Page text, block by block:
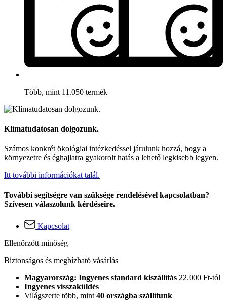
Több, mint 11.050 termék
Klímatudatosan dolgozunk.
Számos konkrét ökológiai intézkedéssel járulunk hozzá, hogy a
környezetre és éghajlatra gyakorolt hatás a lehető legkisebb legyen.
Itt további információkat talál.
További segítségre van szüksége rendelésével kapcsolatban?
Szívesen válaszolunk kérdéseire.
Kapcsolat
Ellenőrzött minőség
Biztonságos és megbízható vásárlás
Magyarország: Ingyenes standard kiszállítás 22.000 Ft-tól
Ingyenes visszaküldés
Világszerte több, mint 40 országba szállítunk